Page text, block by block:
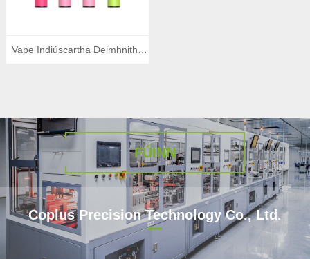
Vape Indiúscartha Deimhnithe
FÚINN
Coplus Precision Technology Co., Ltd.